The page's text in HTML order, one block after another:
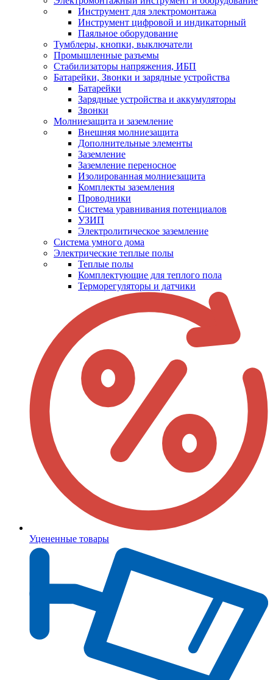
Инструмент для электромонтажа
Инструмент цифровой и индикаторный
Паяльное оборудование
Тумблеры, кнопки, выключатели
Промышленные разъемы
Стабилизаторы напряжения, ИБП
Батарейки, Звонки и зарядные устройства
Батарейки
Зарядные устройства и аккумуляторы
Звонки
Молниезащита и заземление
Внешняя молниезащита
Дополнительные элементы
Заземление
Заземление переносное
Изолированная молниезащита
Комплекты заземления
Проводники
Система уравнивания потенциалов
УЗИП
Электролитическое заземление
Система умного дома
Электрические теплые полы
Теплые полы
Комплектующие для теплого пола
Терморегуляторы и датчики
Уцененные товары